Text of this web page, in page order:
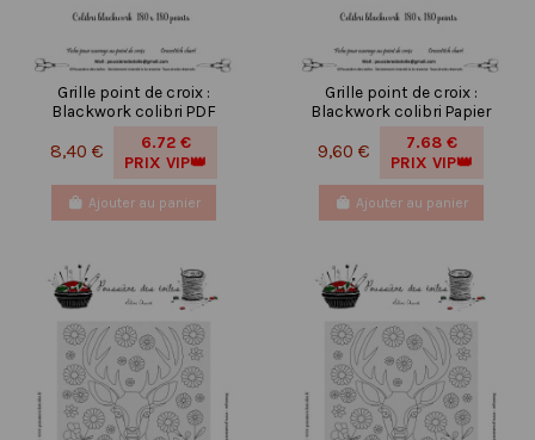
Grille point de croix :
Blackwork colibri PDF
8,40 €
6.72 €
PRIX VIP👑
Ajouter au panier
Grille point de croix :
Blackwork colibri Papier
9,60 €
7.68 €
PRIX VIP👑
Ajouter au panier